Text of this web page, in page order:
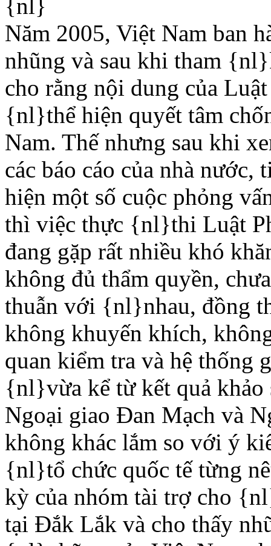
{nl}
Năm 2005, Việt Nam ban
nhũng và sau khi tham
cho rằng nội dung của
{nl}thể hiện quyết tâm
Nam. Thế nhưng sau khi
các báo cáo của nhà
hiện một số cuộc phỏng
thì việc thực {nl}thi Luật
đang gặp rất nhiều khó
không đủ thẩm quyền,
thuẫn với {nl}nhau, đồng
không khuyến khích,
quan kiểm tra và hệ thống
{nl}vừa kể từ kết quả khảo
Ngoại giao Ðan Mạch và
không khác lắm so với ý
{nl}tổ chức quốc tế từng
kỳ của nhóm tài trợ cho
tại Ðắk Lắk và cho thấy